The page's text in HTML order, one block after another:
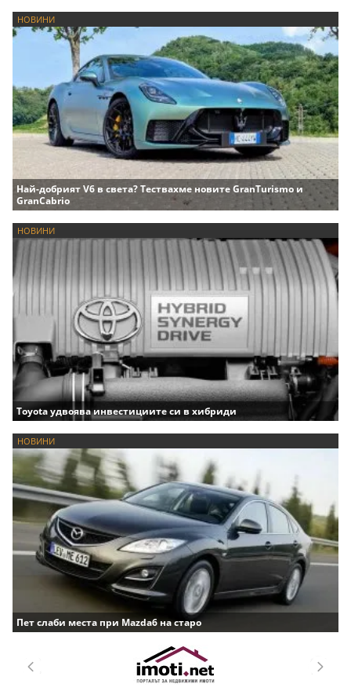
НОВИНИ
Най-добрият V6 в света? Тествахме новите GranTurismo и
GranCabrio
НОВИНИ
Toyota удвоява инвестициите си в хибриди
НОВИНИ
Пет слаби места при Mazda6 на старо